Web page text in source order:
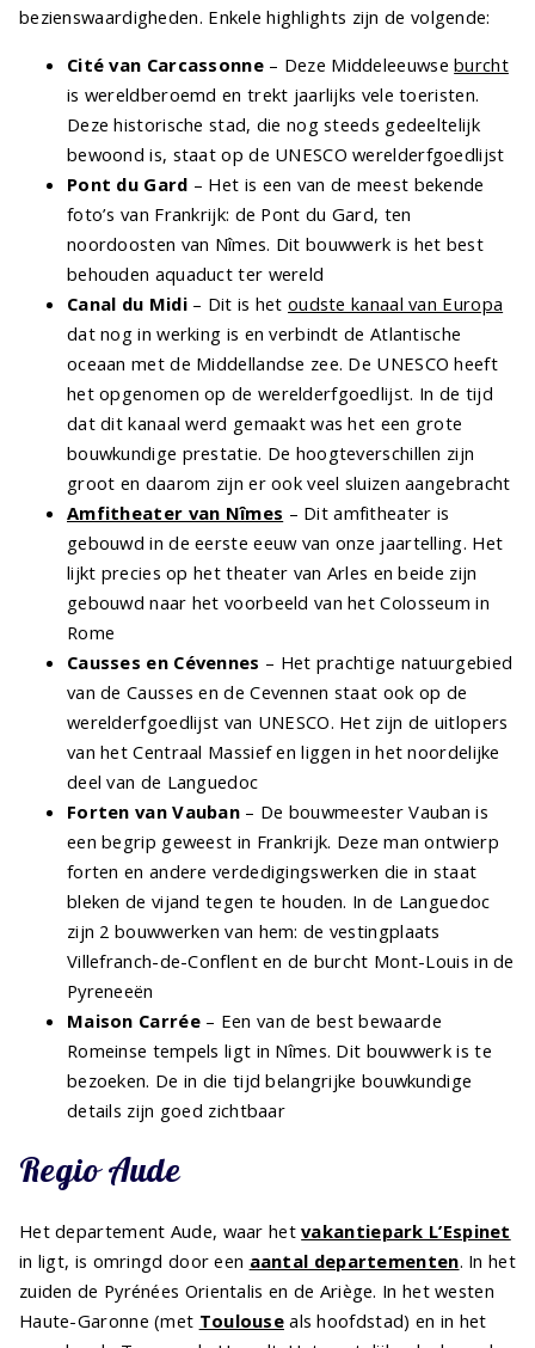
bezienswaardigheden. Enkele highlights zijn de volgende:
Cité van Carcassonne– Deze Middeleeuwseburcht
is wereldberoemd en trekt jaarlijks vele toeristen.
Deze historische stad, die nog steeds gedeeltelijk
bewoond is, staat op de UNESCO werelderfgoedlijst
Pont du Gard – Het is een van de meest bekende
foto’s van Frankrijk: de Pont du Gard, ten
noordoosten van Nîmes. Dit bouwwerk is het best
behouden aquaduct ter wereld
Canal du Midi– Dit is hetoudste kanaal van Europa
dat nog in werking is en verbindt de Atlantische
oceaan met de Middellandse zee. De UNESCO heeft
het opgenomen op de werelderfgoedlijst. In de tijd
dat dit kanaal werd gemaakt was het een grote
bouwkundige prestatie. De hoogteverschillen zijn
groot en daarom zijn er ook veel sluizen aangebracht
Amfitheater van Nîmes – Dit amfitheater is
gebouwd in de eerste eeuw van onze jaartelling. Het
lijkt precies op het theater van Arles en beide zijn
gebouwd naar het voorbeeld van het Colosseum in
Rome
Causses en Cévennes – Het prachtige natuurgebied
van de Causses en de Cevennen staat ook op de
werelderfgoedlijst van UNESCO. Het zijn de uitlopers
van het Centraal Massief en liggen in het noordelijke
deel van de Languedoc
Forten van Vauban – De bouwmeester Vauban is
een begrip geweest in Frankrijk. Deze man ontwierp
forten en andere verdedigingswerken die in staat
bleken de vijand tegen te houden. In de Languedoc
zijn 2 bouwwerken van hem: de vestingplaats
Villefranch-de-Conflent en de burcht Mont-Louis in de
Pyreneeën
Maison Carrée– Een van de best bewaarde
Romeinse tempels ligt in Nîmes. Dit bouwwerk is te
bezoeken. De in die tijd belangrijke bouwkundige
details zijn goed zichtbaar
Regio Aude
Het departement Aude, waar hetvakantiepark L’Espinet
in ligt, is omringd door een aantal departementen. In het
zuiden de Pyrénées Orientalis en de Ariège. In het westen
Haute-Garonne (met Toulouse als hoofdstad) en in het